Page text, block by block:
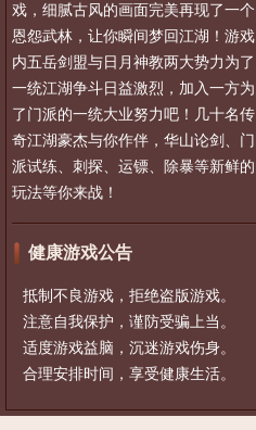
戏，细腻古风的画面完美再现了一个
恩怨武林，让你瞬间梦回江湖！游戏
内五岳剑盟与日月神教两大势力为了
一统江湖争斗日益激烈，加入一方为
了门派的一统大业努力吧！几十名传
奇江湖豪杰与你作伴，华山论剑、门
派试练、刺探、运镖、除暴等新鲜的
玩法等你来战！
健康游戏公告
抵制不良游戏，拒绝盗版游戏。
注意自我保护，谨防受骗上当。
适度游戏益脑，沉迷游戏伤身。
合理安排时间，享受健康生活。